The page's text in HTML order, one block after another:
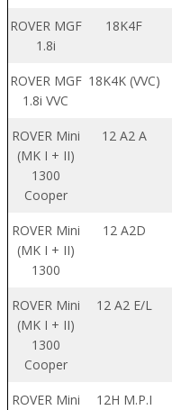
ROVER MGF
1.8i
18K4F
ROVER MGF
1.8i VVC
18K4K (VVC)
ROVER Mini
(MK I + II)
1300
Cooper
12 A2 A
ROVER Mini
(MK I + II)
1300
12 A2D
ROVER Mini
(MK I + II)
1300
Cooper
12 A2 E/L
ROVER Mini 12H M.P.I